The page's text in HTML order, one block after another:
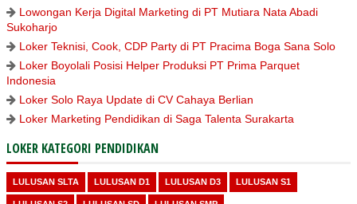
Lowongan Kerja Digital Marketing di PT Mutiara Nata Abadi
Sukoharjo
Loker Teknisi, Cook, CDP Party di PT Pracima Boga Sana Solo
Loker Boyolali Posisi Helper Produksi PT Prima Parquet
Indonesia
Loker Solo Raya Update di CV Cahaya Berlian
Loker Marketing Pendidikan di Saga Talenta Surakarta
LOKER KATEGORI PENDIDIKAN
LULUSAN SLTA LULUSAN D1 LULUSAN D3 LULUSAN S1